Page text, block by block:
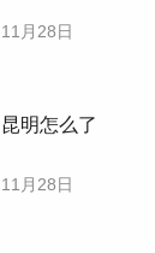
11月28日
昆明怎么了
11月28日